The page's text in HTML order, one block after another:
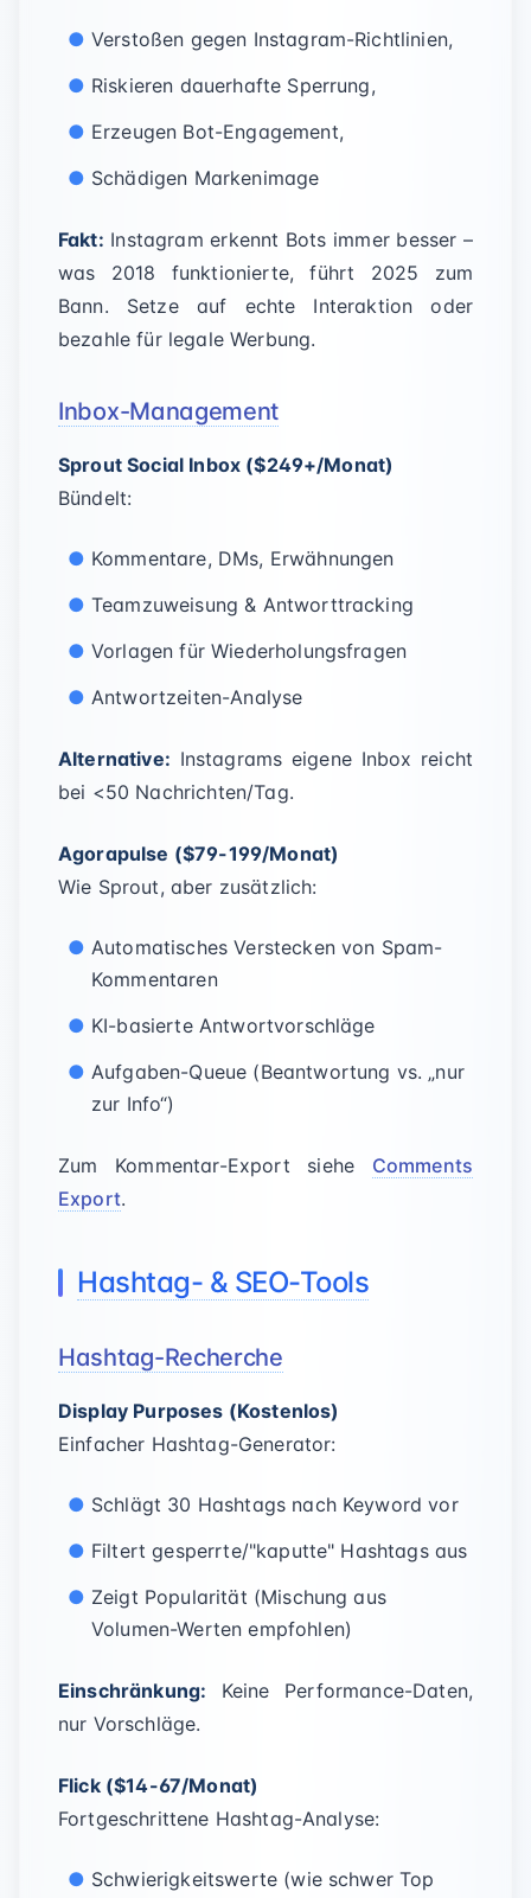
Verstoßen gegen Instagram-Richtlinien,
Riskieren dauerhafte Sperrung,
Erzeugen Bot-Engagement,
Schädigen Markenimage
Fakt: Instagram erkennt Bots immer besser –
was 2018 funktionierte, führt 2025 zum
Bann. Setze auf echte Interaktion oder
bezahle für legale Werbung.
Inbox-Management
Sprout Social Inbox ($249+/Monat)
Bündelt:
Kommentare, DMs, Erwähnungen
Teamzuweisung & Antworttracking
Vorlagen für Wiederholungsfragen
Antwortzeiten-Analyse
Alternative: Instagrams eigene Inbox reicht
bei <50 Nachrichten/Tag.
Agorapulse ($79-199/Monat)
Wie Sprout, aber zusätzlich:
Automatisches Verstecken von Spam-
Kommentaren
KI-basierte Antwortvorschläge
Aufgaben-Queue (Beantwortung vs. „nur
zur Info“)
Zum Kommentar-Export siehe Comments
Export.
Hashtag- & SEO-Tools
Hashtag-Recherche
Display Purposes (Kostenlos)
Einfacher Hashtag-Generator:
Schlägt 30 Hashtags nach Keyword vor
Filtert gesperrte/"kaputte" Hashtags aus
Zeigt Popularität (Mischung aus
Volumen-Werten empfohlen)
Einschränkung: Keine Performance-Daten,
nur Vorschläge.
Flick ($14-67/Monat)
Fortgeschrittene Hashtag-Analyse:
Schwierigkeitswerte (wie schwer Top